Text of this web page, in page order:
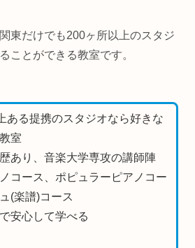
東だけでも200ヶ所以上のスタジ
ことができる教室です。
ある提携のスタジオなら好きな
室
あり、音楽大学専攻の講師陣
コース、ポピュラーピアノコー
(楽譜)コース
安心して学べる